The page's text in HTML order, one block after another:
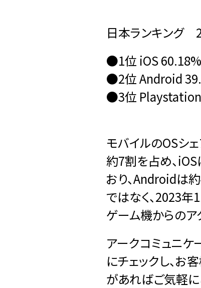
日本ランキング
●1位 iOS 60.18%
●2位 Android
●3位
モバイルのOSシ
約7割を占め、
おり、Androidは
ではなく、2023
ゲーム機からのア
アークコミュニケ
にチェックし、お
があればご気軽に